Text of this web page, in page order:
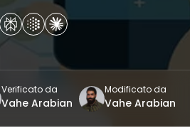
Verificato da
Vahe Arabian
Modificato da
Vahe Arabian